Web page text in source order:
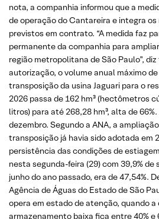
nota, a companhia informou que a
de operação do Cantareira e integra
previstos em contrato. “A medida faz
permanente da companhia para
região metropolitana de São Paulo”,
autorização, o volume anual máximo
transposição da usina Jaguari para o
2026 passa de 162 hm³ (hectômetros
litros) para até 268,28 hm³, alta de
dezembro. Segundo a ANA, a
transposição já havia sido adotada em
persistência das condições de
nesta segunda-feira (29) com 39,9% de
junho do ano passado, era de 47,54%.
Agência de Águas do Estado de São
opera em estado de atenção, quando
armazenamento baixa fica entre 40% e